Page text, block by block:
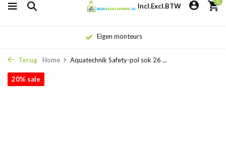
Incl.Excl.BTW
Eigen monteurs
Terug Home Aquatechnik Safety-pol sok 26 ...
20% sale